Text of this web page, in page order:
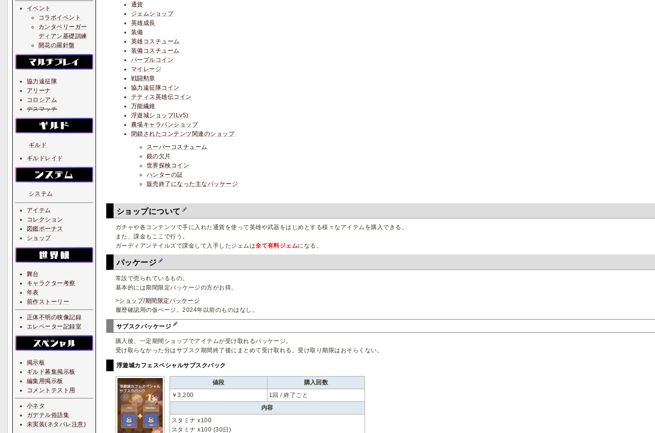
通貨
ジェムショップ
英雄成長
装備
英雄コスチューム
装備コスチューム
パープルコイン
マイレージ
戦闘勲章
協力遠征隊コイン
テティス英雄伝コイン
万能繊維
浮遊城ショップ(Lv5)
農場キャラバンショップ
閉鎖されたコンテンツ関連のショップ
スーパーコスチューム
鏡の欠片
世界探検コイン
ハンターの証
販売終了になった主なパッケージ
ショップについて
ガチャや各コンテンツで手に入れた通貨を使って英雄や武器をはじめとする様々なアイテムを購入できる。
また、課金もここで行う。
ガーディアンテイルズで課金して入手したジェムは全て有料ジェムになる。
パッケージ
常設で売られているもの。
基本的には期間限定パッケージの方がお得。
>ショップ/期間限定パッケージ
履歴確認用の仮ページ。2024年以前のものはなし。
サブスクパッケージ
購入後、一定期間ショップでアイテムが受け取れるパッケージ。
受け取らなかった分はサブスク期間終了後にまとめて受け取れる。受け取り期限はおそらくない。
浮遊城カフェスペシャルサブスクパック
値段
購入回数
￥3,200
1回 / 終了ごと
内容
スタミナ x100
スタミナ x100 (30日)
イベント
コラボイベント
カンタベリーガー
ディアン基礎訓練
開花の羅針盤
協力遠征隊
アリーナ
コロシアム
デスマッチ
ギルド
ギルドレイド
システム
アイテム
コレクション
図鑑ボーナス
ショップ
舞台
キャラクター考察
年表
前作ストーリー
正体不明の映像記録
エレベーター記録室
掲示板
ギルド募集掲示板
編集用掲示板
コメントテスト用
小ネタ
ガデテル俗語集
未実装(ネタバレ注意)